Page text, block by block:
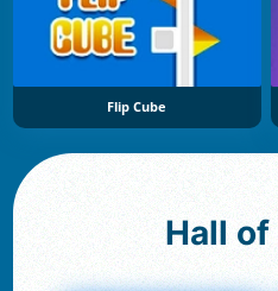
Flip Cube
Hall of